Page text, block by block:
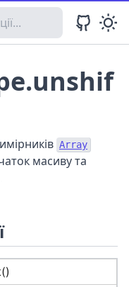
Array
масиву та